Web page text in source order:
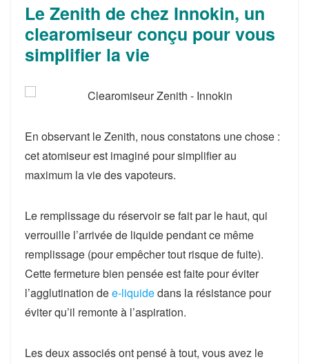
Le Zenith de chez Innokin, un
clearomiseur conçu pour vous
simplifier la vie
En observant le Zenith, nous constatons une chose :
cetatomiseur est imaginé pour simplifier au
maximum la vie des vapoteurs.
Le remplissage du réservoir se fait par le haut, qui
verrouille l’arrivée de liquide pendant ce même
remplissage (pour empêcher tout risque de fuite).
Cettefermeture bien penséeest faite pour éviter
l’agglutination dee-liquidedans la résistance pour
éviter qu’il remonte à l’aspiration.
Les deux associés ont pensé à tout, vous avez le